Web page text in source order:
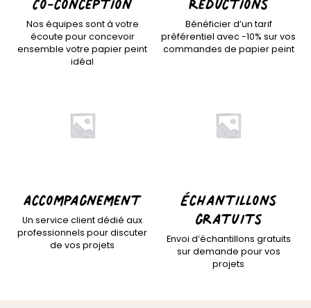
personnalisable
À partir
de
À partir
de
Nos équipes sont à votre
écoute pour concevoir
ensemble votre papier peint
idéal
Bénéficier d’un tarif
préférentiel avec -10% sur vos
commandes de papier peint
Accompagnement
Un service client dédié aux
professionnels pour discuter
de vos projets
Échantillons
gratuits
Envoi d’échantillons gratuits
sur demande pour vos
projets